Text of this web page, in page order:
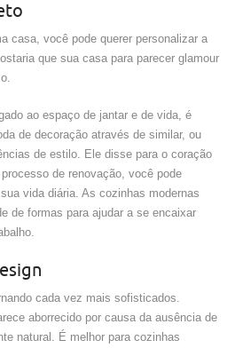
casa, você pode querer personalizar a
que sua casa para parecer glamour
ao espaço de jantar e de vida, é
de decoração através de similar, ou
de estilo. Ele disse para o coração
de renovação, você pode
vida diária. As cozinhas modernas
de formas para ajudar a se encaixar
cada vez mais sofisticados.
aborrecido por causa da ausência de
natural. É melhor para cozinhas